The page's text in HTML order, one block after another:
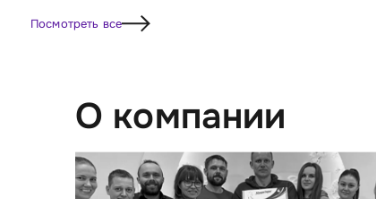
Посмотреть все
О компании